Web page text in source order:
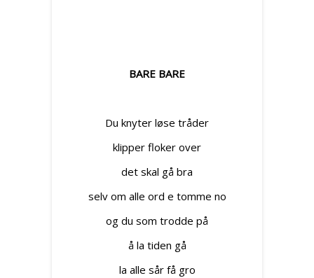
BARE BARE
Du knyter løse tråder
klipper floker over
det skal gå bra
selv om alle ord e tomme no
og du som trodde på
å la tiden gå
la alle sår få gro